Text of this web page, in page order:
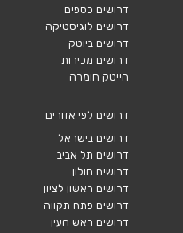
דרושים כספים
דרושים לוגיסטיקה
דרושים ביוטק
דרושים מכירות
הייטק חומרה
דרושים לפי אזורים
דרושים בישראל
דרושים תל אביב
דרושים חולון
דרושים ראשון לציון
דרושים פתח תקווה
דרושים ראש העין